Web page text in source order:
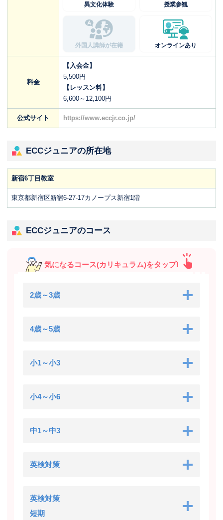
異文化体験 授業参観
外国人講師が在籍 オンラインあり
料金
【入会金】
5,500円
【レッスン料】
6,600～12,100円
公式サイト https://www.eccjr.co.jp/
ECCジュニアの所在地
新宿6丁目教室
東京都新宿区新宿6-27-17カノープス新宿1階
ECCジュニアのコース
気になるコース(カリキュラム)をタップ!
2歳～3歳
4歳～5歳
小1～小3
小4～小6
中1～中3
英検対策
英検対策
短期